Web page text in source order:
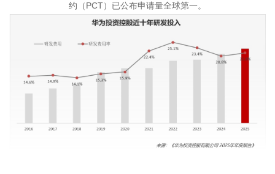
约（PCT）已公布申请量全球第一。